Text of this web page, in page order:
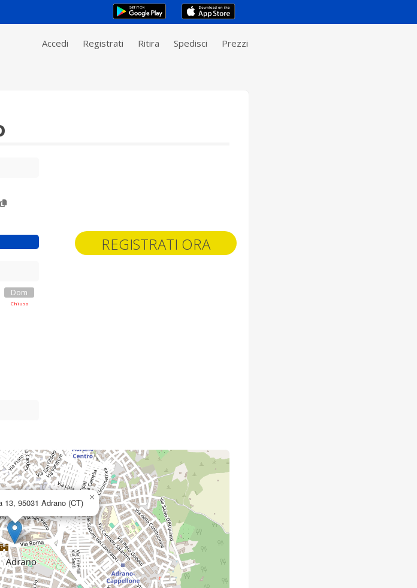
Accedi Registrati Ritira Spedisci Prezzi
REGISTRATI ORA
Dom
Chiuso
13, 95031 Adrano (CT) ×